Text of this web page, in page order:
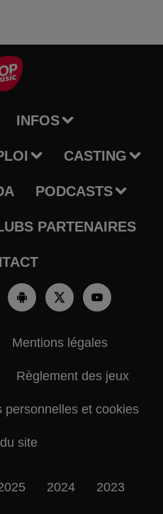
INFOS
CASTING
PODCASTS
PARTENAIRES
Mentions légales
Règlement des jeux
personnelles et cookies
site
2024 2023